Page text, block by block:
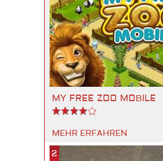
MY FREE ZOO MOBILE
MEHR ERFAHREN
2